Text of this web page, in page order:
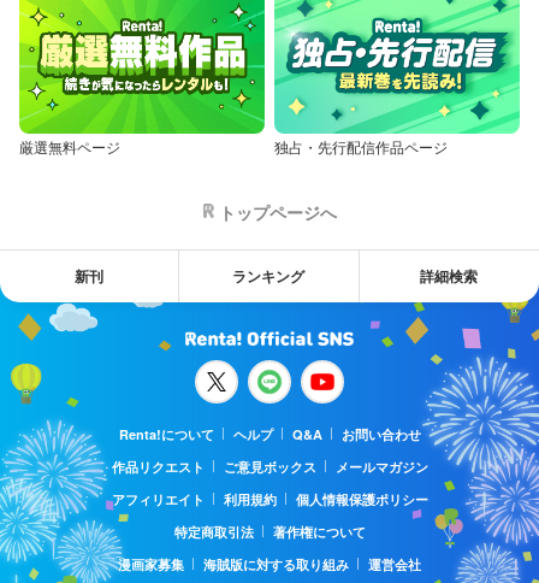
厳選無料ページ 独占・先行配信作品ページ
トップページへ
新刊 ランキング 詳細検索
Renta!について ヘルプ Q&A
お問い合わせ
作品リクエスト
ご意見ボックス
メールマガジン
アフィリエイト
利用規約
個人情報保護ポリシー
特定商取引法
著作権について
漫画家募集
海賊版に対する取り組み 運営会社